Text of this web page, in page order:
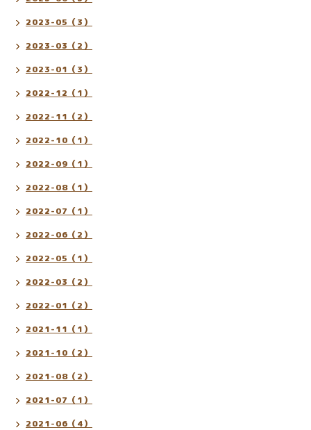
2023-05（3）
2023-03（2）
2023-01（3）
2022-12（1）
2022-11（2）
2022-10（1）
2022-09（1）
2022-08（1）
2022-07（1）
2022-06（2）
2022-05（1）
2022-03（2）
2022-01（2）
2021-11（1）
2021-10（2）
2021-08（2）
2021-07（1）
2021-06（4）